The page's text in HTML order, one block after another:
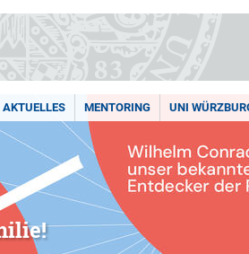
AKTUELLES MENTORING UNI